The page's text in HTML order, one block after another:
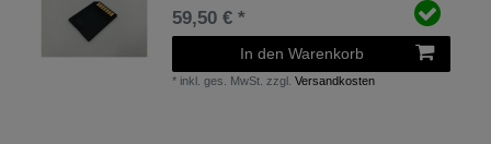
59,50 € *
In den Warenkorb
* inkl. ges. MwSt. zzgl.Versandkosten